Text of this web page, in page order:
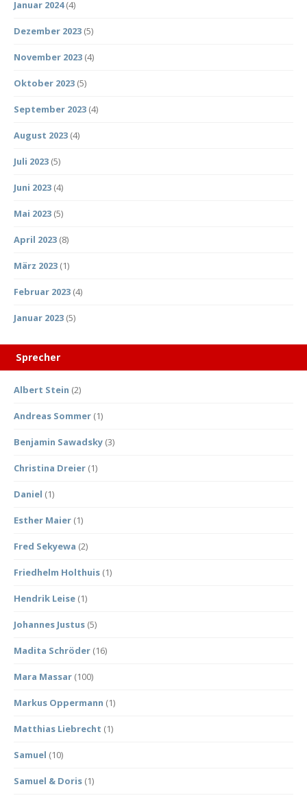
Januar 2024(4)
Dezember 2023 (5)
November 2023 (4)
Oktober 2023 (5)
September 2023 (4)
August 2023 (4)
Juli 2023 (5)
Juni 2023 (4)
Mai 2023 (5)
April 2023 (8)
März 2023 (1)
Februar 2023 (4)
Januar 2023 (5)
Sprecher
Albert Stein (2)
Andreas Sommer (1)
Benjamin Sawadsky (3)
Christina Dreier (1)
Daniel (1)
Esther Maier (1)
Fred Sekyewa (2)
Friedhelm Holthuis (1)
Hendrik Leise (1)
Johannes Justus (5)
Madita Schröder (16)
Mara Massar (100)
Markus Oppermann (1)
Matthias Liebrecht (1)
Samuel (10)
Samuel & Doris (1)